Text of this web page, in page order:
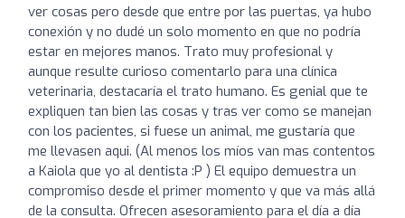
ver cosas pero desde que entre por las puertas, ya hubo
conexión y no dudé un solo momento en que no podría
estar en mejores manos. Trato muy profesional y
aunque resulte curioso comentarlo para una clínica
veterinaria, destacaría el trato humano. Es genial que te
expliquen tan bien las cosas y tras ver como se manejan
con los pacientes, si fuese un animal, me gustaría que
me llevasen aqui. (Al menos los míos van mas contentos
a Kaiola que yo al dentista :P ) El equipo demuestra un
compromiso desde el primer momento y que va más allá
de la consulta. Ofrecen asesoramiento para el día a día